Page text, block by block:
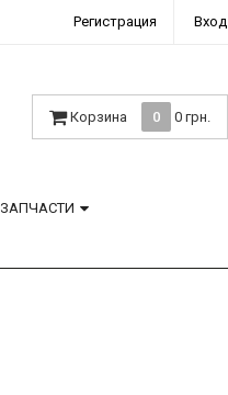
Регистрация Вход
Корзина 0 0 грн.
ЗАПЧАСТИ